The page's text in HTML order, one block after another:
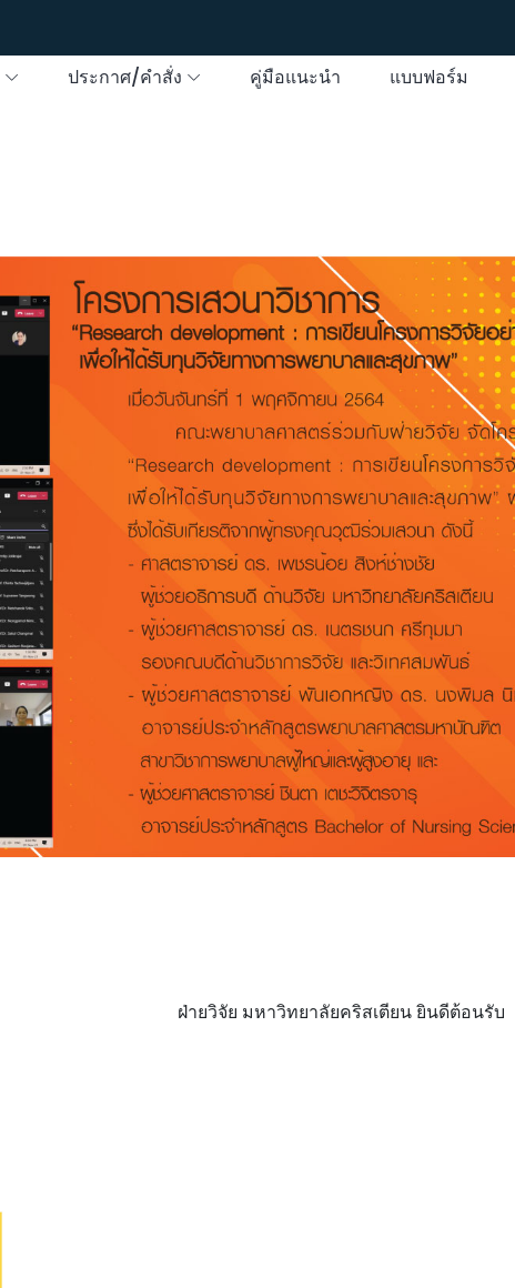
ประกาศ/คำสั่ง คู่มือแนะนำ
แบบฟอร์ม
ฝ่ายวิจัย มหาวิทยาลัยคริสเตียน ยินดีต้อนรับ